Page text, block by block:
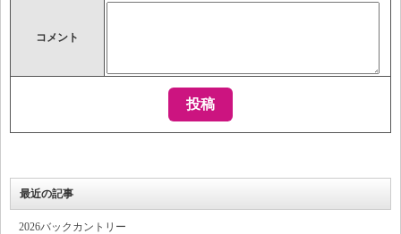
コメント
最近の記事
2026バックカントリー